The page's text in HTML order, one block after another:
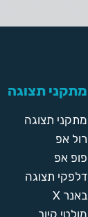
מתקני תצוגה
מתקני תצוגה
רול אפ
פופ אפ
דלפקי תצוגה
באנר X
מולטי קיוב